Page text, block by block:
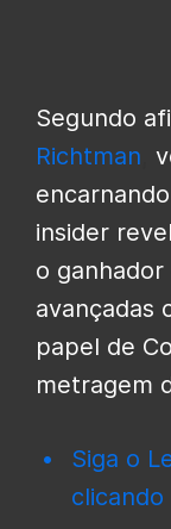
Segundo
Richtman
insider
o
avançadas
papel de
metragem
Siga o
clicando